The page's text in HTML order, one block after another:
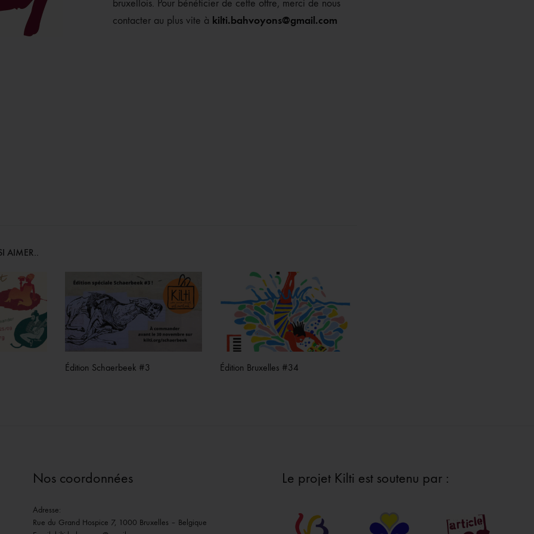
bruxellois. Pour bénéficier de cette offre, merci de nous
contacter au plus vite à kilti.bahvoyons@gmail.com
AIMER..
Édition Schaerbeek #3 Édition Bruxelles #34
Nos coordonnées
Adresse:
Rue du Grand Hospice 7, 1000 Bruxelles – Belgique
Le projet Kilti est soutenu par :